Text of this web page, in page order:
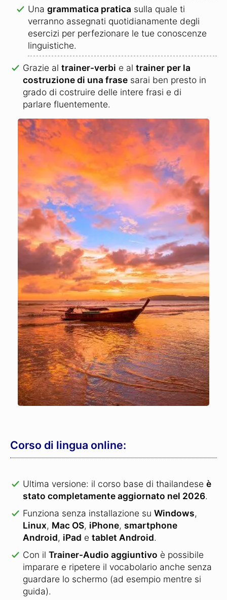
Una grammatica pratica sulla quale ti
verranno assegnati quotidianamente degli
esercizi per perfezionare le tue conoscenze
linguistiche.
Grazie al trainer-verbi e al trainer per la
costruzione di una frase sarai ben presto in
grado di costruire delle intere frasi e di
parlare fluentemente.
Corso di lingua online:
Ultima versione: il corso base di thailandese è
stato completamente aggiornato nel 2026.
Funziona senza installazione su Windows,
Linux, Mac OS, iPhone, smartphone
Android, iPad e tablet Android.
Con il Trainer-Audio aggiuntivo è possibile
imparare e ripetere il vocabolario anche senza
guardare lo schermo (ad esempio mentre si
guida).